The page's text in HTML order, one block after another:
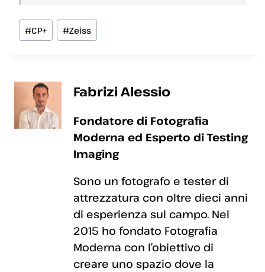
Tag
articolo:
#CP+ #Zeiss
Fabrizi Alessio
Fondatore di Fotografia
Moderna ed Esperto di Testing
Imaging
Sono un fotografo e tester di
attrezzatura con oltre dieci anni
di esperienza sul campo. Nel
2015 ho fondato Fotografia
Moderna con l’obiettivo di
creare uno spazio dove la